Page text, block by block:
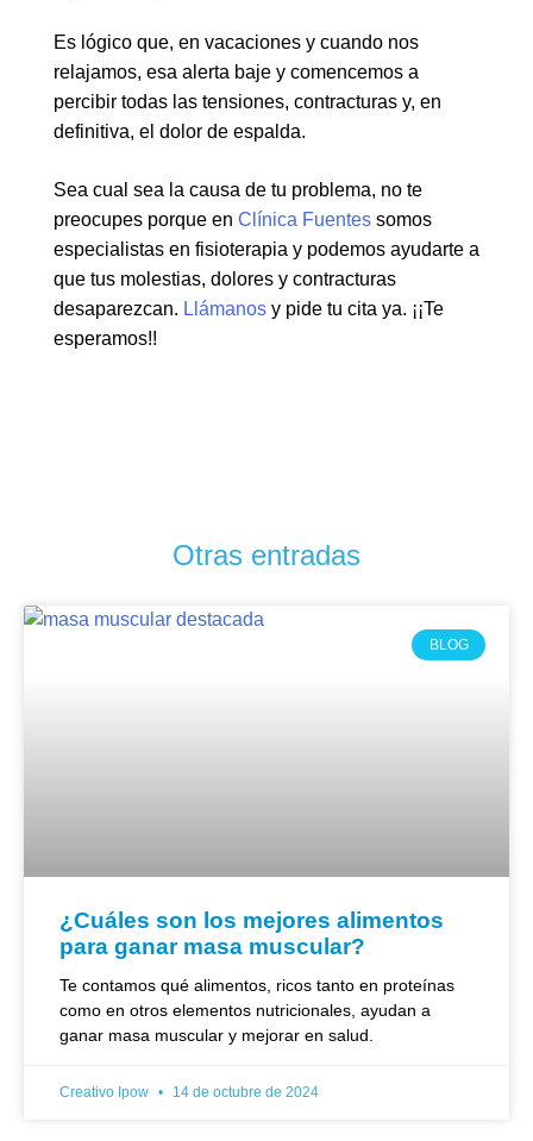
Es lógico que, en vacaciones y cuando nos
relajamos, esa alerta baje y comencemos a
percibir todas las tensiones, contracturas y, en
definitiva, el dolor de espalda.
Sea cual sea la causa de tu problema, no te
preocupes porque en Clínica Fuentes somos
especialistas en fisioterapia y podemos ayudarte a
que tus molestias, dolores y contracturas
desaparezcan. Llámanos y pide tu cita ya. ¡¡Te
esperamos!!
Otras entradas
BLOG
¿Cuáles son los mejores alimentos
para ganar masa muscular?
Te contamos qué alimentos, ricos tanto en proteínas
como en otros elementos nutricionales, ayudan a
ganar masa muscular y mejorar en salud.
Creativo Ipow 14 de octubre de 2024